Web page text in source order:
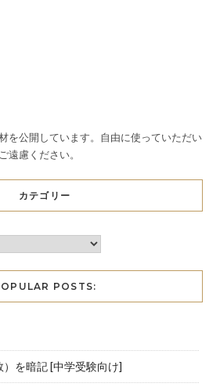
を公開しています。自由に使っていただい
遠慮ください。
カテゴリー
POSTS:
を暗記 [中学受験向け]